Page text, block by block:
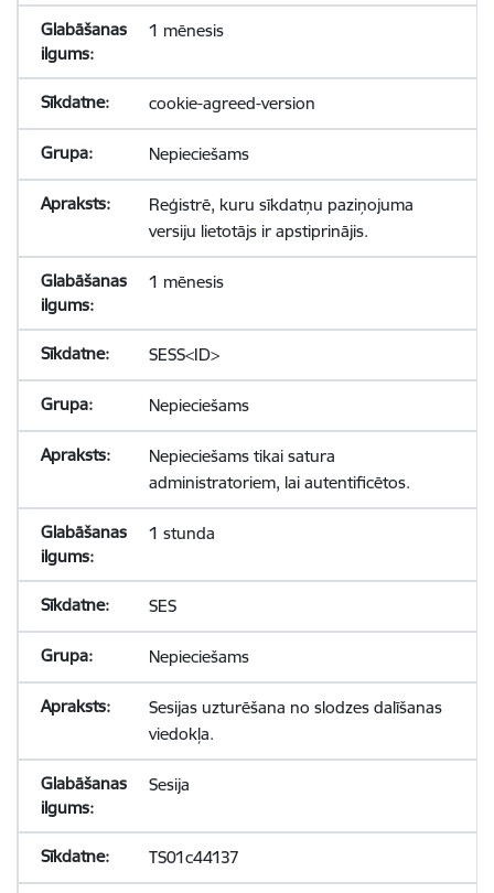
1 mēnesis
cookie-agreed-version
Nepieciešams
Reģistrē, kuru sīkdatņu paziņojuma
versiju lietotājs ir apstiprinājis.
1 mēnesis
SESS<ID>
Nepieciešams
Nepieciešams tikai satura
administratoriem, lai autentificētos.
1 stunda
SES
Nepieciešams
Sesijas uzturēšana no slodzes dalīšanas
viedokļa.
Sesija
TS01c44137